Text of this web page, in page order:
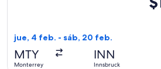
jue, 4 feb. - sáb, 20 feb.
MTY
Monterrey
INN
Innsbruck